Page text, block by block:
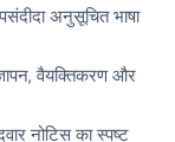
अनुसूचित भाषा
वैयक्तिकरण और
नोटिस का स्पष्ट